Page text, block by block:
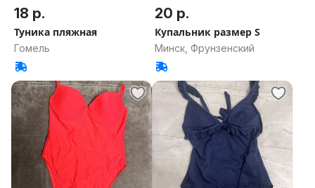
18 р.
Туника пляжная
Гомель
20 р.
Купальник размер S
Минск, Фрунзенский